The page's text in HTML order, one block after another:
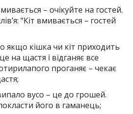
– очікуйте на гостей.
“Кіт вмивається – гостей
кішка чи кіт приходить
на щастя і відганяє все
проганяє – чекає
вусо – це до грошей.
його в гаманець;